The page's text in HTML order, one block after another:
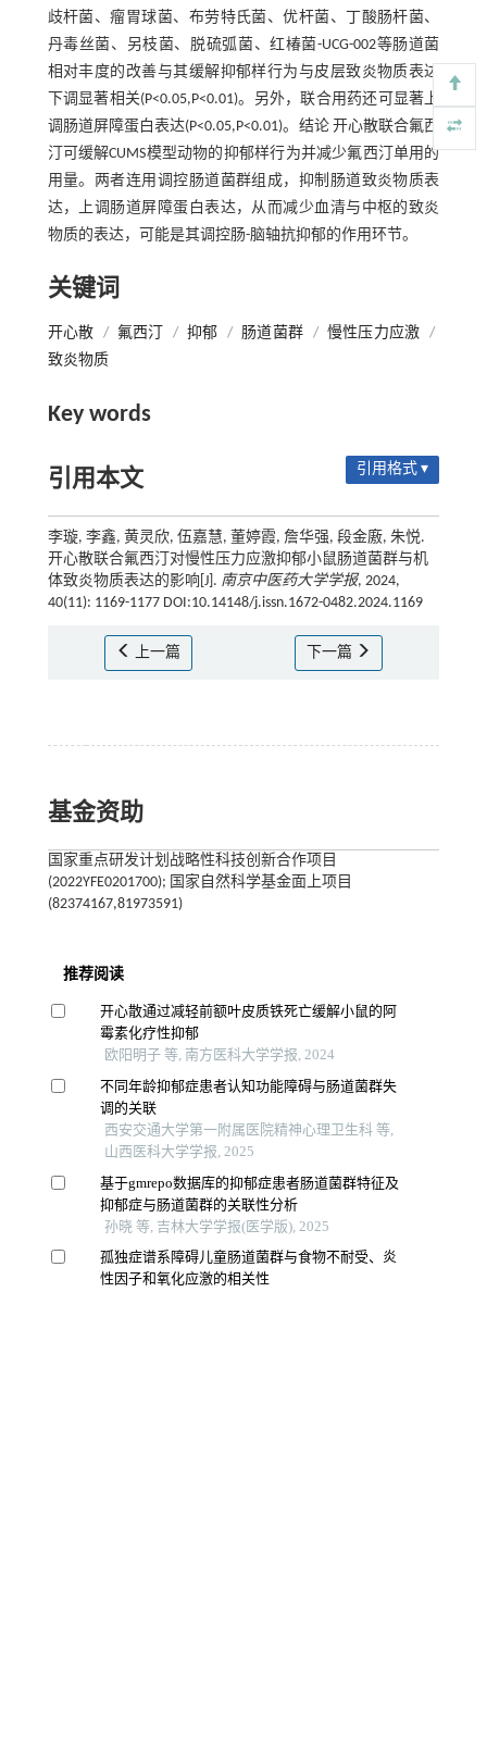
歧杆菌、瘤胃球菌、布劳特氏菌、优杆菌、丁酸肠杆菌、
丹毒丝菌、另枝菌、脱硫弧菌、红椿菌-UCG-002等肠道菌
相对丰度的改善与其缓解抑郁样行为与皮层致炎物质表达
下调显著相关(P<0.05,P<0.01)。另外，联合用药还可显著上
调肠道屏障蛋白表达(P<0.05,P<0.01)。结论 开心散联合氟西
汀可缓解CUMS模型动物的抑郁样行为并减少氟西汀单用的
用量。两者连用调控肠道菌群组成，抑制肠道致炎物质表
达，上调肠道屏障蛋白表达，从而减少血清与中枢的致炎
物质的表达，可能是其调控肠-脑轴抗抑郁的作用环节。
关键词
开心散 / 氟西汀 / 抑郁 / 肠道菌群 / 慢性压力应激 /
致炎物质
Key words
引用本文 引用格式 ▾
李璇, 李鑫, 黄灵欣, 伍嘉慧, 董婷霞, 詹华强, 段金廒, 朱悦.
开心散联合氟西汀对慢性压力应激抑郁小鼠肠道菌群与机
体致炎物质表达的影响[J]. 南京中医药大学学报, 2024,
40(11): 1169-1177 DOI:10.14148/j.issn.1672-0482.2024.1169
上一篇 下一篇
基金资助
国家重点研发计划战略性科技创新合作项目
(2022YFE0201700); 国家自然科学基金面上项目
(82374167,81973591)